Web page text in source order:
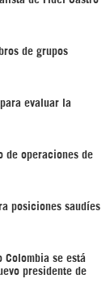
de grupos
evaluar la
de operaciones de
posiciones saudíes
Colombia se está
presidente de